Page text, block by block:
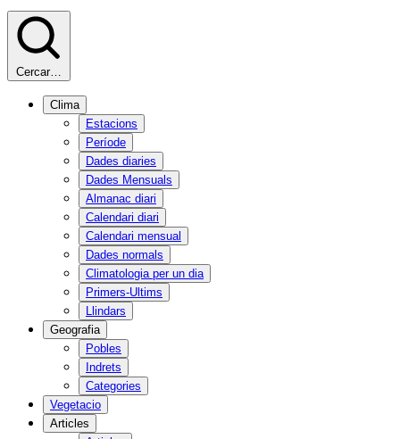
Cercar…
Clima
Estacions
Període
Dades diaries
Dades Mensuals
Almanac diari
Calendari diari
Calendari mensual
Dades normals
Climatologia per un dia
Primers-Ultims
Llindars
Geografia
Pobles
Indrets
Categories
Vegetacio
Articles